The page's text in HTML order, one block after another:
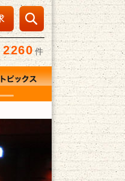
検索
2260 件